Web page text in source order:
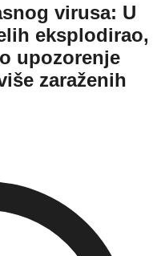
virusa: U
eksplodirao,
upozorenje
zaraženih